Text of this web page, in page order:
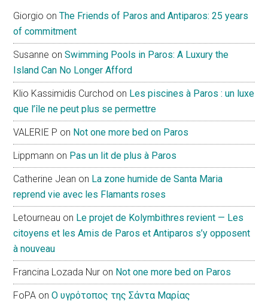
Giorgio onThe Friends of Paros and Antiparos: 25 years
of commitment
Susanne onSwimming Pools in Paros: A Luxury the
Island Can No Longer Afford
Klio Kassimidis Curchod on Les piscines à Paros : un luxe
que l’île ne peut plus se permettre
VALERIE P on Not one more bed on Paros
Lippmann on Pas un lit de plus à Paros
Catherine Jean on La zone humide de Santa Maria
reprend vie avec les Flamants roses
Letourneau on Le projet de Kolymbithres revient — Les
citoyens et les Amis de Paros et Antiparos s’y opposent
à nouveau
Francina Lozada Nur on Not one more bed on Paros
FoPA onΟ υγρότοπος της Σάντα Μαρίας